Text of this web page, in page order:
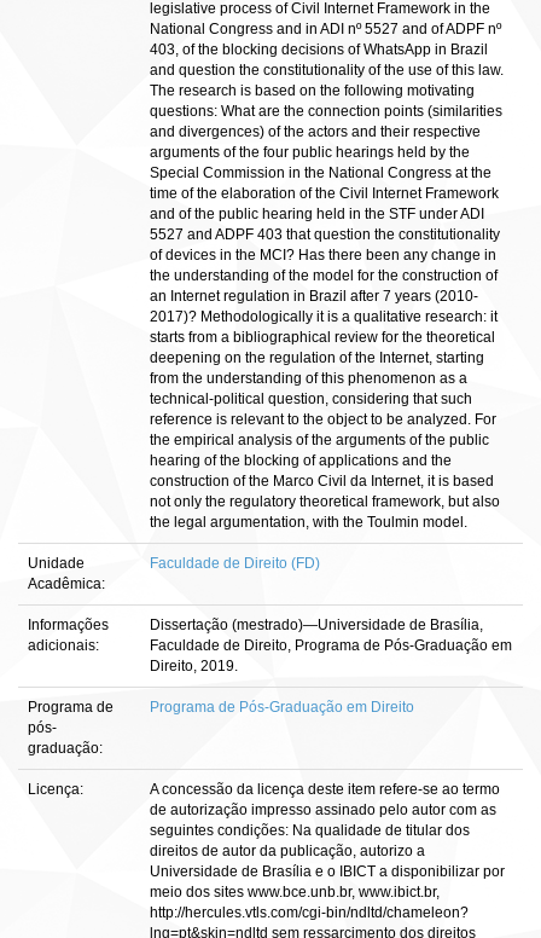
legislative process of Civil Internet Framework in the
National Congress and in ADI nº 5527 and of ADPF nº
403, of the blocking decisions of WhatsApp in Brazil
and question the constitutionality of the use of this law.
The research is based on the following motivating
questions: What are the connection points (similarities
and divergences) of the actors and their respective
arguments of the four public hearings held by the
Special Commission in the National Congress at the
time of the elaboration of the Civil Internet Framework
and of the public hearing held in the STF under ADI
5527 and ADPF 403 that question the constitutionality
of devices in the MCI? Has there been any change in
the understanding of the model for the construction of
an Internet regulation in Brazil after 7 years (2010-
2017)? Methodologically it is a qualitative research: it
starts from a bibliographical review for the theoretical
deepening on the regulation of the Internet, starting
from the understanding of this phenomenon as a
technical-political question, considering that such
reference is relevant to the object to be analyzed. For
the empirical analysis of the arguments of the public
hearing of the blocking of applications and the
construction of the Marco Civil da Internet, it is based
not only the regulatory theoretical framework, but also
the legal argumentation, with the Toulmin model.
Unidade
Acadêmica:
Faculdade de Direito (FD)
Informações
adicionais:
Dissertação (mestrado)—Universidade de Brasília,
Faculdade de Direito, Programa de Pós-Graduação em
Direito, 2019.
Programa de
pós-
graduação:
Programa de Pós-Graduação em Direito
Licença:
A concessão da licença deste item refere-se ao termo
de autorização impresso assinado pelo autor com as
seguintes condições: Na qualidade de titular dos
direitos de autor da publicação, autorizo a
Universidade de Brasília e o IBICT a disponibilizar por
meio dos sites www.bce.unb.br, www.ibict.br,
http://hercules.vtls.com/cgi-bin/ndltd/chameleon?
lng=pt&skin=ndltd sem ressarcimento dos direitos